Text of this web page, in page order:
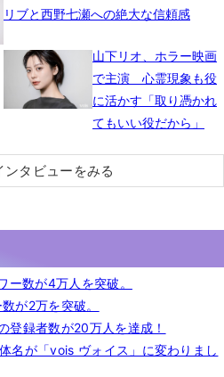
リブと西野七瀬への絶大な信頼感
山下リオ、ホラー映画
で主演 心霊現象も役
に活かす「取り憑かれ
てもいい役だから」
ンタビューをみる
数が4万人を突破。
が2万を突破。
録者数が20万人を達成！
が「vois ヴォイス」に変わりまし